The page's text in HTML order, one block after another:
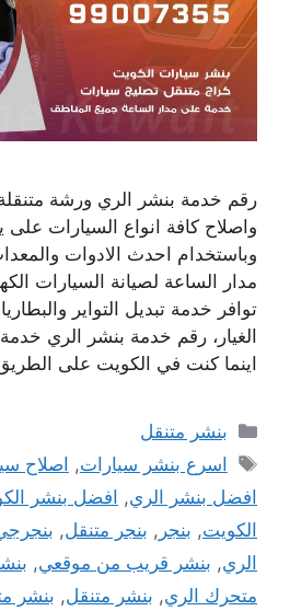
رقم خدمة بنشر الري ورشة
واصلاح كافة انواع السيارات
وباستخدام احدث الادوات
مدار الساعة لصيانة السيارات
توافر خدمة تبديل التواير
الغيار، رقم خدمة بنشر الري
اينما كنت في الكويت على
التصنيفات
بنشر متنقل
الوسوم
اسرع بنشر سيارات, اصلاح
افضل بنشر الري, افضل بنشر
الكويت, بنجر , بنجر متنقل,
الري, بنشر قريب من موقعي,
متحرك الري, بنشر متنقل, بنشر